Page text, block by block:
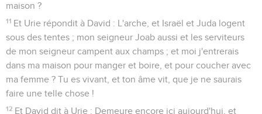
maison ?
11 Et Urie répondit à David : L'arche, et Israël et Juda logent
sous des tentes ; mon seigneur Joab aussi et les serviteurs
de mon seigneur campent aux champs ; et moi j'entrerais
dans ma maison pour manger et boire, et pour coucher avec
ma femme ? Tu es vivant, et ton âme vit, que je ne saurais
faire une telle chose !
12 Et David dit à Urie : Demeure encore ici aujourd'hui, et